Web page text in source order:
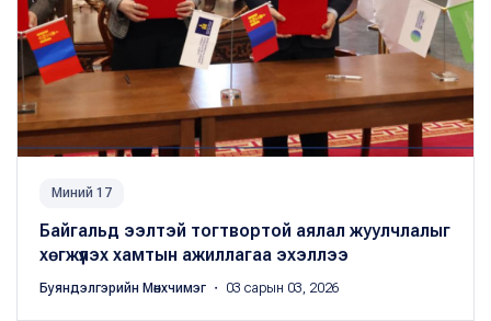
Миний 17
Байгальд ээлтэй тогтвортой аялал жуулчлалыг
хөгжүүлэх хамтын ажиллагаа эхэллээ
Буяндэлгэрийн Мөнхчимэг ・ 03 сарын 03, 2026